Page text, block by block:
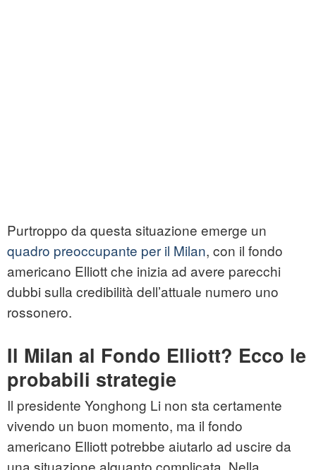
Purtroppo da questa situazione emerge un
quadro preoccupante per il Milan, con il fondo
americano Elliott che inizia ad avere parecchi
dubbi sulla credibilità dell’attuale numero uno
rossonero.
Il Milan al Fondo Elliott? Ecco le
probabili strategie
Il presidente Yonghong Li non sta certamente
vivendo un buon momento, ma il fondo
americano Elliott potrebbe aiutarlo ad uscire da